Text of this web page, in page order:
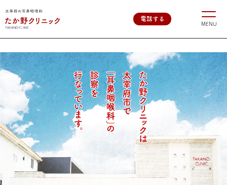
トップページ
電話する
MENU